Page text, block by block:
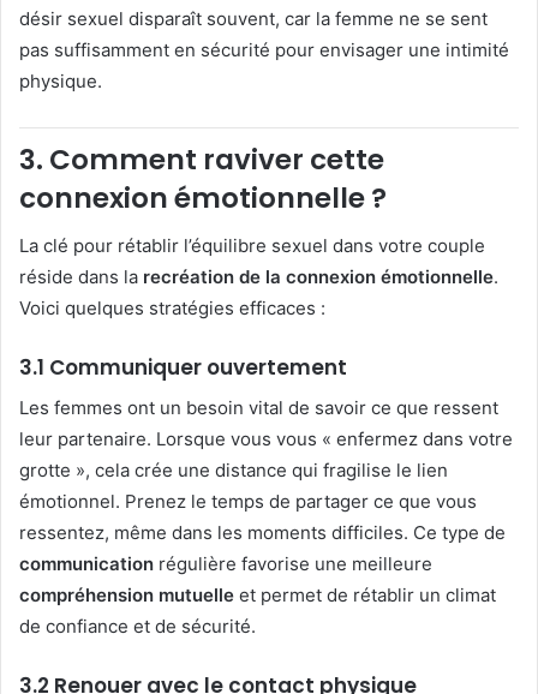
désir sexuel disparaît souvent, car la femme ne se sent
pas suffisamment en sécurité pour envisager une intimité
physique.
3. Comment raviver cette
connexion émotionnelle ?
La clé pour rétablir l’équilibre sexuel dans votre couple
réside dans la recréation de la connexion émotionnelle.
Voici quelques stratégies efficaces :
3.1 Communiquer ouvertement
Les femmes ont un besoin vital de savoir ce que ressent
leur partenaire. Lorsque vous vous « enfermez dans votre
grotte », cela crée une distance qui fragilise le lien
émotionnel. Prenez le temps de partager ce que vous
ressentez, même dans les moments difficiles. Ce type de
communication régulière favorise une meilleure
compréhension mutuelle et permet de rétablir un climat
de confiance et de sécurité.
3.2 Renouer avec le contact physique